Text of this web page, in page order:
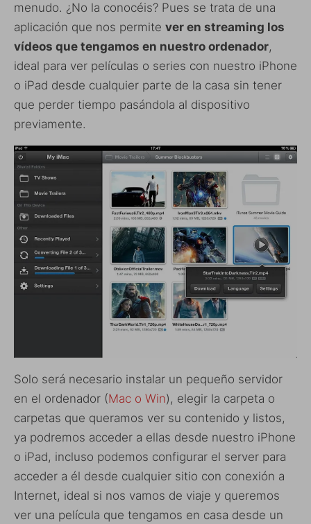
menudo. ¿No la conocéis? Pues se trata de una
aplicación que nos permite ver en streaming los
vídeos que tengamos en nuestro ordenador,
ideal para ver películas o series con nuestro iPhone
o iPad desde cualquier parte de la casa sin tener
que perder tiempo pasándola al dispositivo
previamente.
Solo será necesario instalar un pequeño servidor
en el ordenador (Mac o Win), elegir la carpeta o
carpetas que queramos ver su contenido y listos,
ya podremos acceder a ellas desde nuestro iPhone
o iPad, incluso podemos configurar el server para
acceder a él desde cualquier sitio con conexión a
Internet, ideal si nos vamos de viaje y queremos
ver una película que tengamos en casa desde un